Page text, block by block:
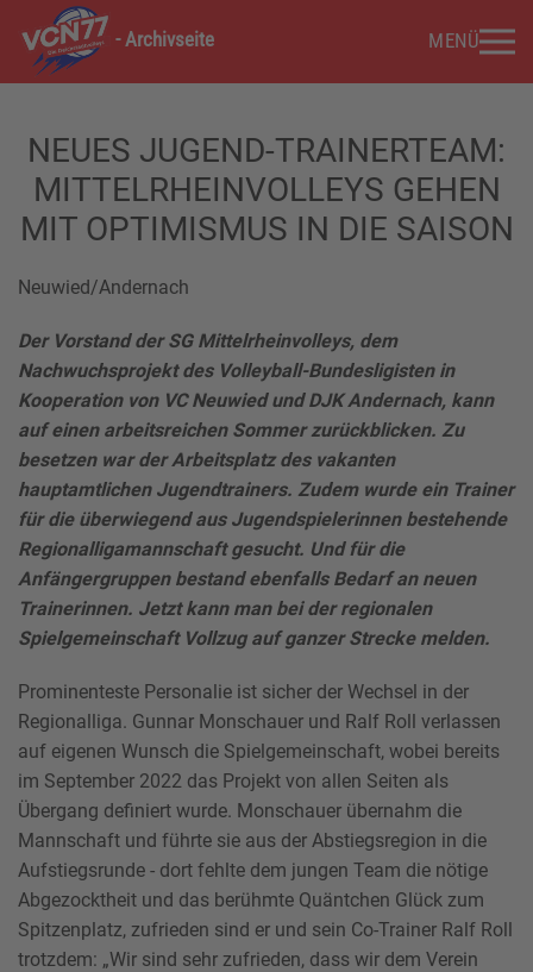
Zum Hauptinhalt springen
- Archivseite MENÜ
NEUES JUGEND-TRAINERTEAM:
MITTELRHEINVOLLEYS GEHEN
MIT OPTIMISMUS IN DIE SAISON
Neuwied/Andernach
Der Vorstand der SG Mittelrheinvolleys, dem
Nachwuchsprojekt des Volleyball-Bundesligisten in
Kooperation von VC Neuwied und DJK Andernach, kann
auf einen arbeitsreichen Sommer zurückblicken. Zu
besetzen war der Arbeitsplatz des vakanten
hauptamtlichen Jugendtrainers. Zudem wurde ein Trainer
für die überwiegend aus Jugendspielerinnen bestehende
Regionalligamannschaft gesucht. Und für die
Anfängergruppen bestand ebenfalls Bedarf an neuen
Trainerinnen. Jetzt kann man bei der regionalen
Spielgemeinschaft Vollzug auf ganzer Strecke melden.
Prominenteste Personalie ist sicher der Wechsel in der
Regionalliga. Gunnar Monschauer und Ralf Roll verlassen
auf eigenen Wunsch die Spielgemeinschaft, wobei bereits
im September 2022 das Projekt von allen Seiten als
Übergang definiert wurde. Monschauer übernahm die
Mannschaft und führte sie aus der Abstiegsregion in die
Aufstiegsrunde - dort fehlte dem jungen Team die nötige
Abgezocktheit und das berühmte Quäntchen Glück zum
Spitzenplatz, zufrieden sind er und sein Co-Trainer Ralf Roll
trotzdem: „Wir sind sehr zufrieden, dass wir dem Verein